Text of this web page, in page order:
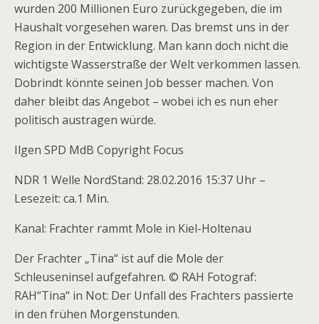
wurden 200 Millionen Euro zurückgegeben, die im
Haushalt vorgesehen waren. Das bremst uns in der
Region in der Entwicklung. Man kann doch nicht die
wichtigste Wasserstraße der Welt verkommen lassen.
Dobrindt könnte seinen Job besser machen. Von
daher bleibt das Angebot – wobei ich es nun eher
politisch austragen würde.
Ilgen SPD MdB Copyright Focus
NDR 1 Welle NordStand: 28.02.2016 15:37 Uhr –
Lesezeit: ca.1 Min.
Kanal: Frachter rammt Mole in Kiel-Holtenau
Der Frachter „Tina“ ist auf die Mole der
Schleuseninsel aufgefahren. © RAH Fotograf:
RAH“Tina“ in Not: Der Unfall des Frachters passierte
in den frühen Morgenstunden.